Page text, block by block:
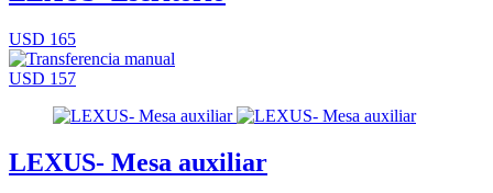
USD 165
USD 157
LEXUS- Mesa auxiliar